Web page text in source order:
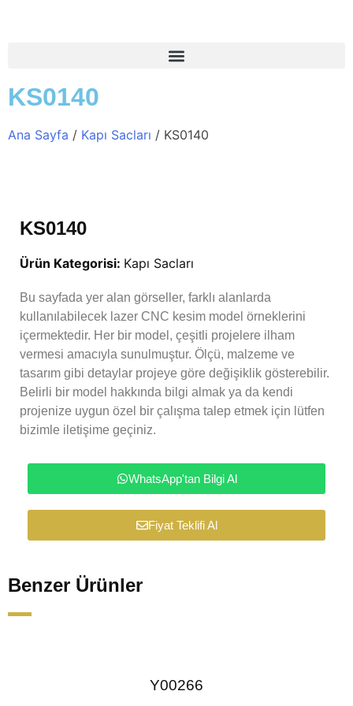
KS0140
Ana Sayfa / Kapı Sacları / KS0140
KS0140
Ürün Kategorisi: Kapı Sacları
Bu sayfada yer alan görseller, farklı alanlarda
kullanılabilecek lazer CNC kesim model örneklerini
içermektedir. Her bir model, çeşitli projelere ilham
vermesi amacıyla sunulmuştur. Ölçü, malzeme ve
tasarım gibi detaylar projeye göre değişiklik gösterebilir.
Belirli bir model hakkında bilgi almak ya da kendi
projenize uygun özel bir çalışma talep etmek için lütfen
bizimle iletişime geçiniz.
WhatsApp'tan Bilgi Al
Fiyat Teklifi Al
Benzer Ürünler
Y00266